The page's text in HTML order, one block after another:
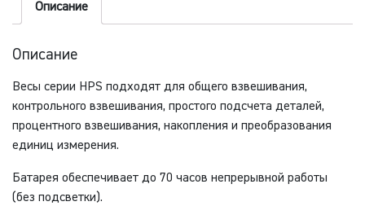
0,2
Описание
Описание
Весы серии HPS подходят для общего взвешивания,
контрольного взвешивания, простого подсчета деталей,
процентного взвешивания, накопления и преобразования
единиц измерения.
Батарея обеспечивает до 70 часов непрерывной работы
(без подсветки).